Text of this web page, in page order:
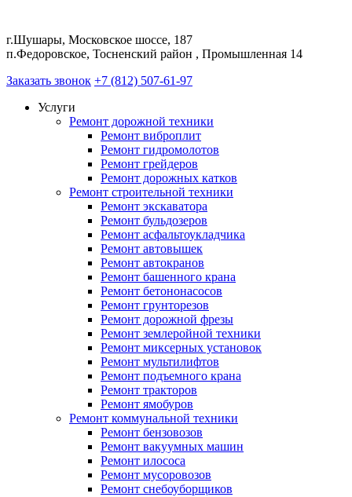
г.Шушары, Московское шоссе, 187
п.Федоровское, Тосненский район , Промышленная 14
Заказать звонок +7 (812) 507-61-97
Услуги
Ремонт дорожной техники
Ремонт виброплит
Ремонт гидромолотов
Ремонт грейдеров
Ремонт дорожных катков
Ремонт строительной техники
Ремонт экскаватора
Ремонт бульдозеров
Ремонт асфальтоукладчика
Ремонт автовышек
Ремонт автокранов
Ремонт башенного крана
Ремонт бетононасосов
Ремонт грунторезов
Ремонт дорожной фрезы
Ремонт землеройной техники
Ремонт миксерных установок
Ремонт мультилифтов
Ремонт подъемного крана
Ремонт тракторов
Ремонт ямобуров
Ремонт коммунальной техники
Ремонт бензовозов
Ремонт вакуумных машин
Ремонт илососа
Ремонт мусоровозов
Ремонт снебоуборщиков